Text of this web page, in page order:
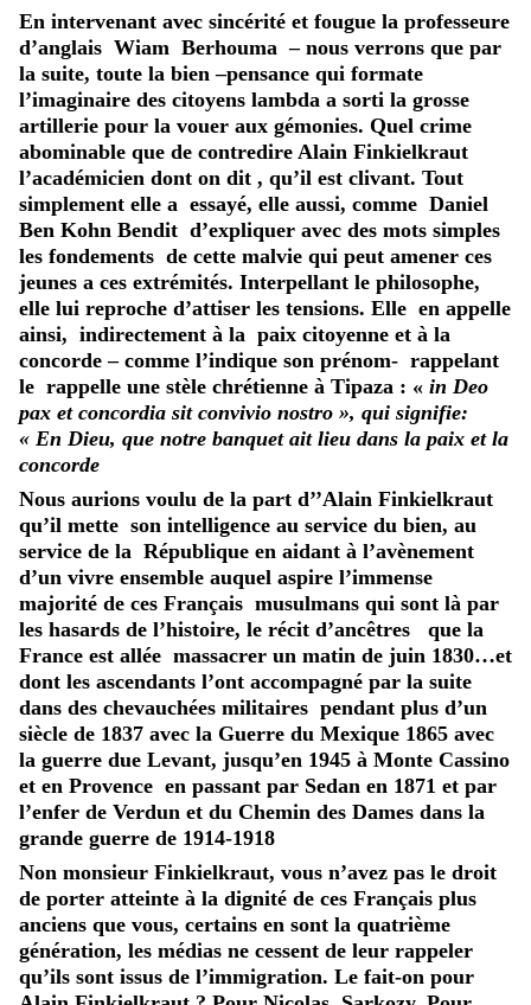
En intervenant avec sincérité et fougue la professeure
d’anglais Wiam Berhouma – nous verrons que par
la suite, toute la bien –pensance qui formate
l’imaginaire des citoyens lambda a sorti la grosse
artillerie pour la vouer aux gémonies. Quel crime
abominable que de contredire Alain Finkielkraut
l’académicien dont on dit , qu’il est clivant. Tout
simplement elle a essayé, elle aussi, comme Daniel
Ben Kohn Bendit d’expliquer avec des mots simples
les fondements de cette malvie qui peut amener ces
jeunes a ces extrémités. Interpellant le philosophe,
elle lui reproche d’attiser les tensions. Elle en appelle
ainsi, indirectement à la paix citoyenne et à la
concorde – comme l’indique son prénom- rappelant
le rappelle une stèle chrétienne à Tipaza : « in Deo
pax et concordia sit convivio nostro », qui signifie:
« En Dieu, que notre banquet ait lieu dans la paix et la
concorde
Nous aurions voulu de la part d’’Alain Finkielkraut
qu’il mette son intelligence au service du bien, au
service de la République en aidant à l’avènement
d’un vivre ensemble auquel aspire l’immense
majorité de ces Français musulmans qui sont là par
les hasards de l’histoire, le récit d’ancêtres que la
France est allée massacrer un matin de juin 1830…et
dont les ascendants l’ont accompagné par la suite
dans des chevauchées militaires pendant plus d’un
siècle de 1837 avec la Guerre du Mexique 1865 avec
la guerre due Levant, jusqu’en 1945 à Monte Cassino
et en Provence en passant par Sedan en 1871 et par
l’enfer de Verdun et du Chemin des Dames dans la
grande guerre de 1914-1918
Non monsieur Finkielkraut, vous n’avez pas le droit
de porter atteinte à la dignité de ces Français plus
anciens que vous, certains en sont la quatrième
génération, les médias ne cessent de leur rappeler
qu’ils sont issus de l’immigration. Le fait-on pour